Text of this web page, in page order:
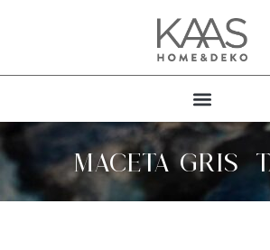
MACETA GRIS/